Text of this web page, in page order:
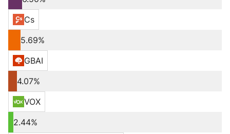
Cs
5.69%
GBAI
4.07%
VOX
2.44%